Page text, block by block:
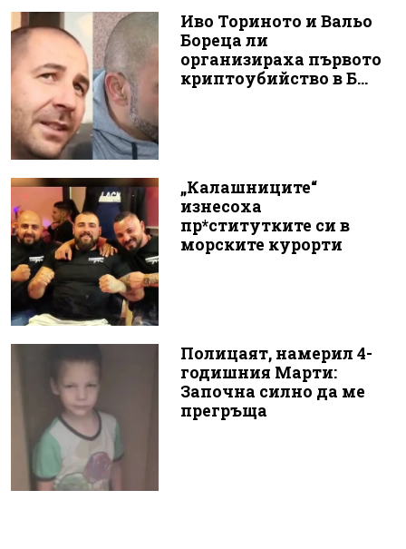
Иво Ториното и Вальо
Бореца ли
организираха първото
криптоубийство в Б...
„Калашниците“
изнесоха
пр*ститутките си в
морските курорти
Полицаят, намерил 4-
годишния Марти:
Започна силно да ме
прегръща